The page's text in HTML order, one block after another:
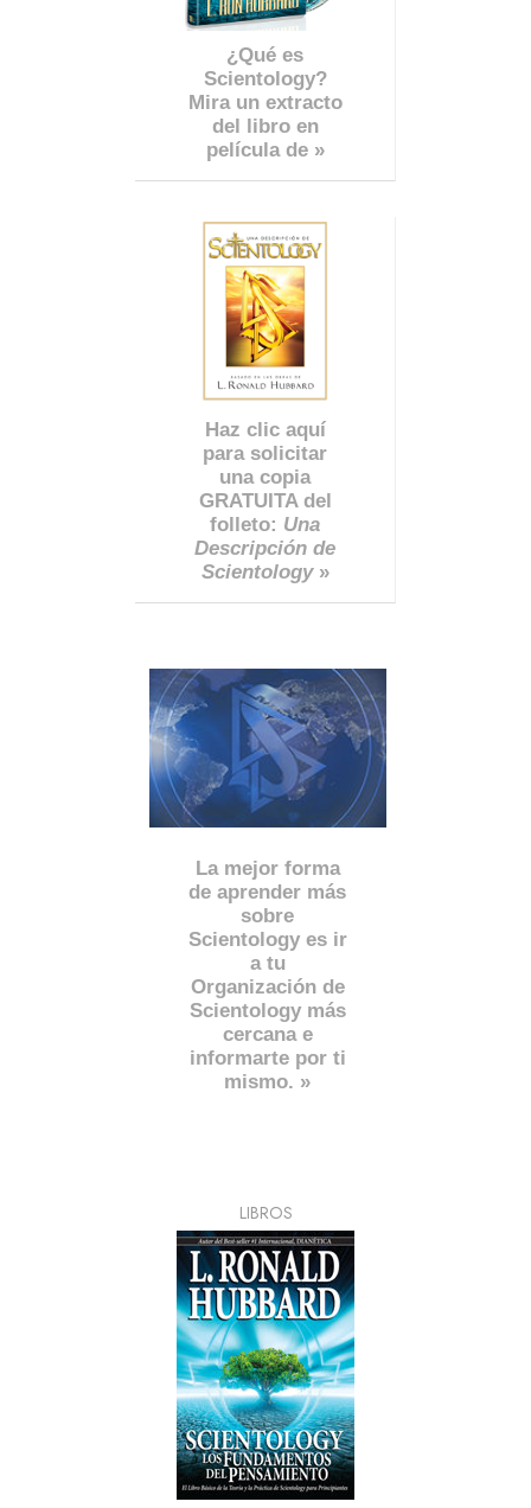
¿Qué es
Scientology?
Mira un extracto
del libro en
película de »
Haz clic aquí
para solicitar
una copia
GRATUITA del
folleto: Una
Descripción de
Scientology»
La mejor forma
de aprender más
sobre
Scientology es ir
a tu
Organización de
Scientology más
cercana e
informarte por ti
mismo. »
LIBROS